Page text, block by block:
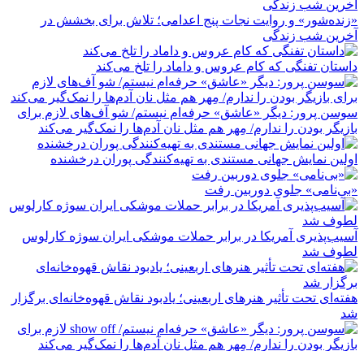
«زنده‌شور» و روایت نجات پنج اعدامی؛ تلاش برای بخشش در
آخرین شب زندگی
داستان تفنگی که کام عروس و داماد را تلخ می‌کند
سوسن پرور: دیگر «عاشق» حرفه‌ام نیستم/ شو آف‌های لازم برای
بازیگر بودن را ندارم/ مِهر هم مثل نان آدم‌ها را نمک‌گیر می‌کند
اولین نمایش جهانی مستندی به تهیه‌کنندگی پوران درخشنده
«بی‌نامی» جلوی دوربین رفت
آسیب‌پذیری آمریکا در برابر حملات موشکی ایران سوژه کارلوس
لطوف شد
هفته‌ای تحت تأثیر هنرهای اربعینی؛ یادبود نقاش قهوه‌خانه‌ای برگزار
شد